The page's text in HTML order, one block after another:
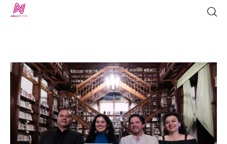
Inicio
TV en Vivo
Jalisco Noticias